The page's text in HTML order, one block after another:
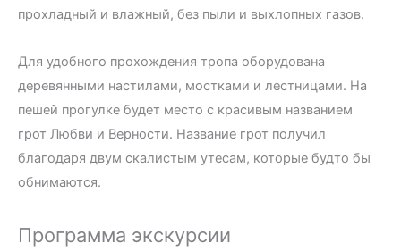
прохладный и влажный, без пыли и выхлопных газов.
Для удобного прохождения тропа оборудована
деревянными настилами, мостками и лестницами. На
пешей прогулке будет место с красивым названием
грот Любви и Верности. Название грот получил
благодаря двум скалистым утесам, которые будто бы
обнимаются.
Программа экскурсии